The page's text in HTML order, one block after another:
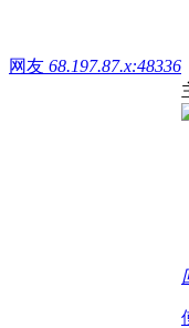
网友 68.197.87.x:48336